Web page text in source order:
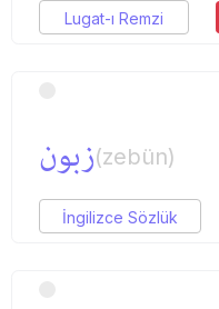
Lugat-ı Remzi
زبون(zebün)
İngilizce Sözlük